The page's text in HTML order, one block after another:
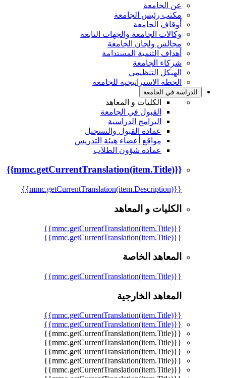
عن الجامعة
مكتب رئيس الجامعة
أوقاف الجامعة
وكالات الجامعة والجهات التابعة
مجالس ولجان الجامعة
أهداف التنمية المستدامة
شركاء الجامعة
الهيكل التنظيمي
الخطة الاستراتيجية للجامعة
في الجامعة
الكليات و المعاهد
القبول في الجامعة
البرامج الدراسية
عمادة القبول والتسجيل
مواقع أعضاء هيئة التدريس
عمادة شؤون الطلاب
الكليات و المعاهد
المعاهد الخاصة
المعاهد الخارجية